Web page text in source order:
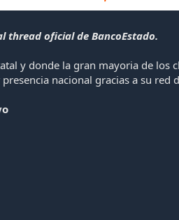
thread oficial de BancoEstado.
y donde la gran mayoria de los
nacional gracias a su red